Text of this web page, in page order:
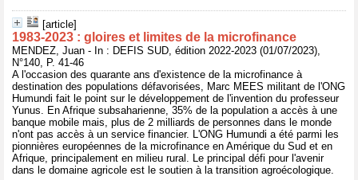
[article]
1983-2023 : gloires et limites de la microfinance
MENDEZ, Juan - In : DEFIS SUD, édition 2022-2023 (01/07/2023),
N°140, P. 41-46
A l'occasion des quarante ans d'existence de la microfinance à
destination des populations défavorisées, Marc MEES militant de l'ONG
Humundi fait le point sur le développement de l'invention du professeur
Yunus. En Afrique subsaharienne, 35% de la population a accès à une
banque mobile mais, plus de 2 milliards de personnes dans le monde
n'ont pas accès à un service financier. L'ONG Humundi a été parmi les
pionnières européennes de la microfinance en Amérique du Sud et en
Afrique, principalement en milieu rural. Le principal défi pour l'avenir
dans le domaine agricole est le soutien à la transition agroécologique.